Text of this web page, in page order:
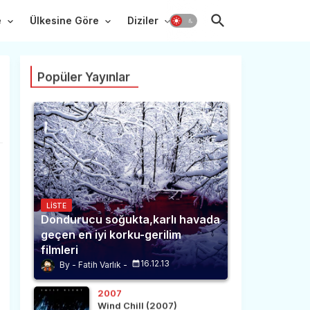
Ülkesine Göre Diziler
Popüler Yayınlar
LISTE
Dondurucu soğukta,karlı havada
geçen en iyi korku-gerilim
filmleri
Fatih Varlık 16.12.13
2007
Wind Chill (2007)